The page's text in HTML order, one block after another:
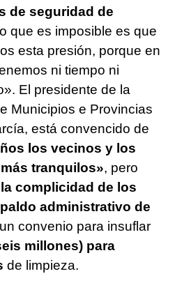
de seguridad de
que es imposible es que
esta presión, porque en
ni tiempo ni
El presidente de la
Municipios e Provincias
está convencido de
los vecinos y los
tranquilos», pero
complicidad de los
administrativo de
convenio para insuflar
millones) para
de limpieza.